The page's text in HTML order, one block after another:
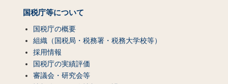
国税庁等について
国税庁の概要
組織（国税局・税務署・税務大学校等）
採用情報
国税庁の実績評価
審議会・研究会等